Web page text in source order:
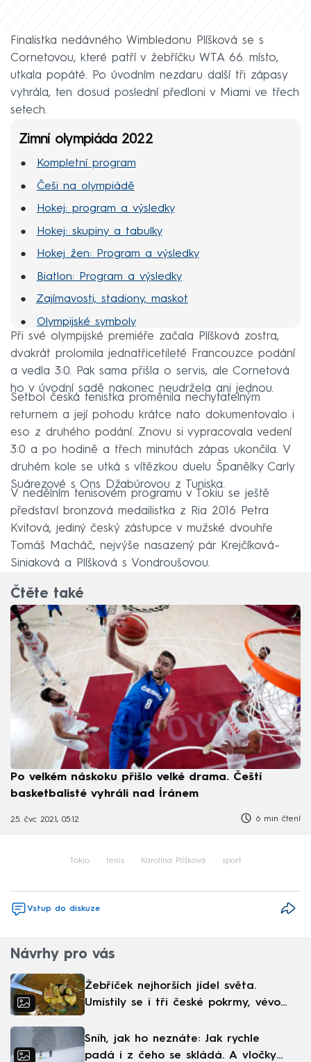
Finalistka nedávného Wimbledonu Plíšková se s
Cornetovou, které patří v žebříčku WTA 66. místo,
utkala popáté. Po úvodním nezdaru další tři zápasy
vyhrála, ten dosud poslední předloni v Miami ve třech
setech.
Zimní olympiáda 2022
Kompletní program
Češi na olympiádě
Hokej: program a výsledky
Hokej: skupiny a tabulky
Hokej žen: Program a výsledky
Biatlon: Program a výsledky
Zajímavosti, stadiony, maskot
Olympijské symboly
MS hokej 2022
Při své olympijské premiéře začala Plíšková zostra,
dvakrát prolomila jednatřicetileté Francouzce podání
a vedla 3:0. Pak sama přišla o servis, ale Cornetová
ho v úvodní sadě nakonec neudržela ani jednou.
Setbol česká tenistka proměnila nechytatelným
returnem a její pohodu krátce nato dokumentovalo i
eso z druhého podání. Znovu si vypracovala vedení
3:0 a po hodině a třech minutách zápas ukončila. V
druhém kole se utká s vítězkou duelu Španělky Carly
Suárezové s Ons Džabúrovou z Tuniska.
V nedělním tenisovém programu v Tokiu se ještě
představí bronzová medailistka z Ria 2016 Petra
Kvitová, jediný český zástupce v mužské dvouhře
Tomáš Macháč, nejvýše nasazený pár Krejčíková–
Siniaková a Plíšková s Vondroušovou.
Čtěte také
Po velkém náskoku přišlo velké drama. Čeští
basketbalisté vyhráli nad Íránem
25. čvc 2021, 05:12 6 min čtení
Tokio tenis Karolína Plíšková sport
Vstup do diskuze
Návrhy pro vás
Žebříček nejhorších jídel světa.
Umístily se i tři české pokrmy, vévodí
Sníh, jak ho neznáte: Jak rychle
padá i z čeho se skládá. A vločky